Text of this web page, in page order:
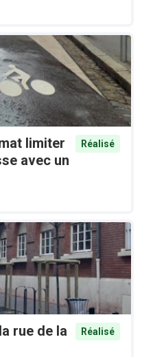
limiter
avec un
Réalisé
rue de la
Réalisé